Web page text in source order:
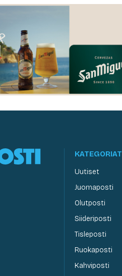
KATEGORIAT
Uutiset
Juomaposti
Olutposti
Siideriposti
Tisleposti
Ruokaposti
Kahviposti